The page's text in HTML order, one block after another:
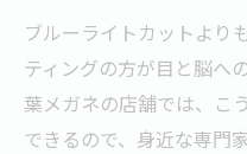
特徴
頭重さや目の
きる
ブルーライトカットより
ティングの方が目と脳へ
葉メガネの店舗では、こ
できるので、身近な専門